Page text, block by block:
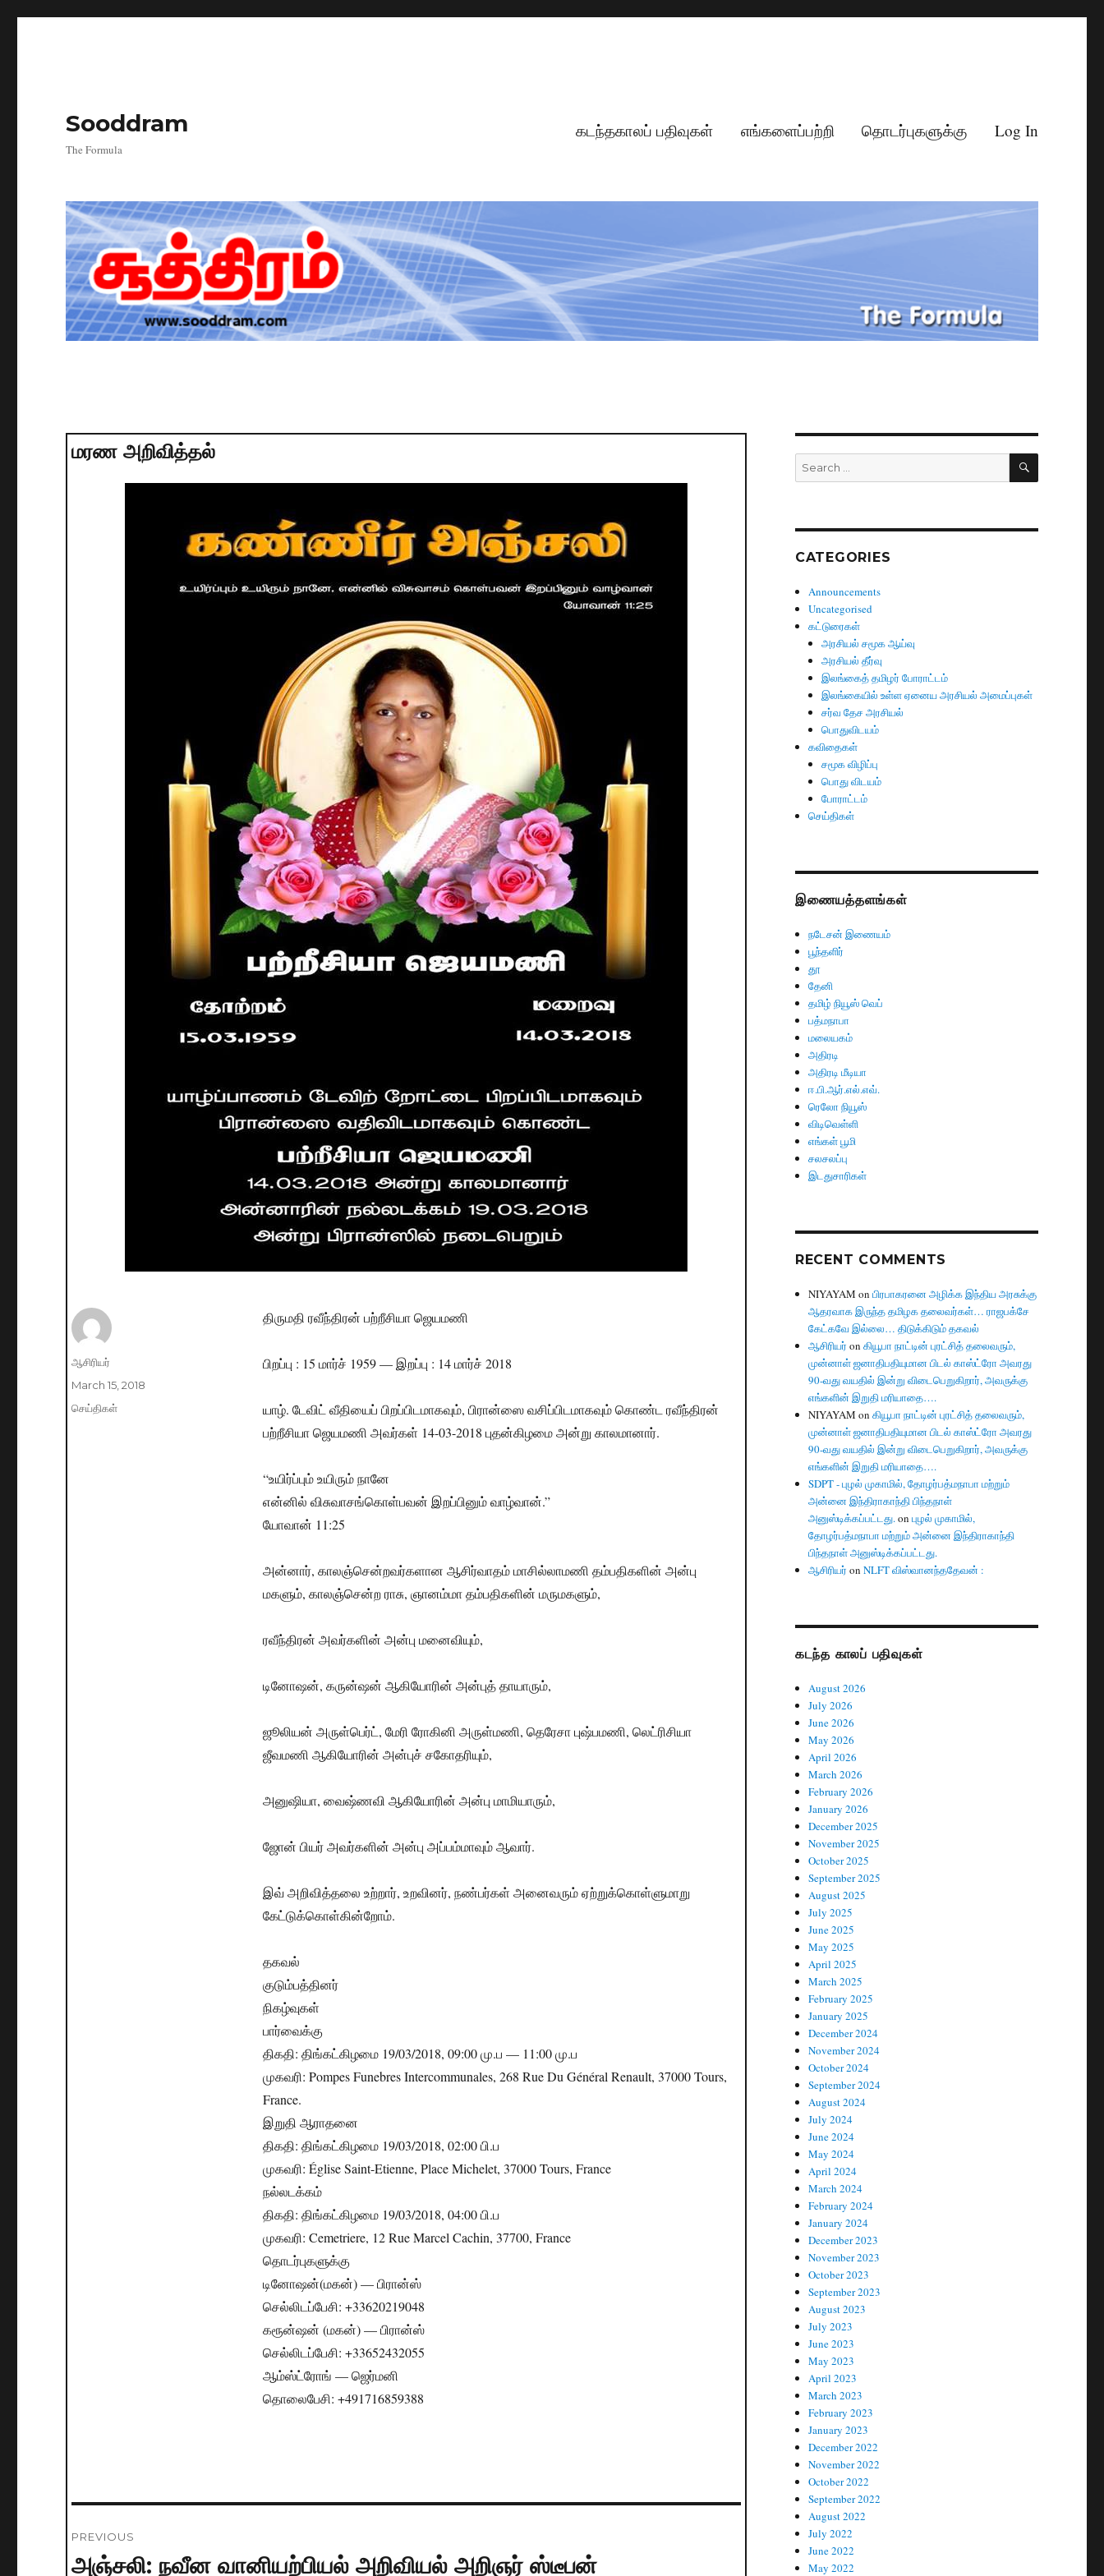
Sooddram
The Formula
கடந்தகாலப் பதிவுகள் எங்களைப்பற்றி தொடர்புகளுக்கு Log In
மரண அறிவித்தல்
திருமதி ரவீந்திரன் பற்றீசியா ஜெயமணி
பிறப்பு : 15 மார்ச் 1959 — இறப்பு : 14 மார்ச் 2018
யாழ். டேவிட் வீதியைப் பிறப்பிடமாகவும், பிரான்ஸை வசிப்பிடமாகவும் கொண்ட ரவீந்திரன்
பற்றீசியா ஜெயமணி அவர்கள் 14-03-2018 புதன்கிழமை அன்று காலமானார்.
“உயிர்ப்பும் உயிரும் நானே
என்னில் விசுவாசங்கொள்பவன் இறப்பினும் வாழ்வான்.”
யோவான் 11:25
அன்னார், காலஞ்சென்றவர்களான ஆசிர்வாதம் மாசில்லாமணி தம்பதிகளின் அன்பு
மகளும், காலஞ்சென்ற ராசு, ஞானம்மா தம்பதிகளின் மருமகளும்,
ரவீந்திரன் அவர்களின் அன்பு மனைவியும்,
டினோஷன், கருன்ஷன் ஆகியோரின் அன்புத் தாயாரும்,
ஜூலியன் அருள்பெர்ட், மேரி ரோகினி அருள்மணி, தெரேசா புஷ்பமணி, லெட்ரிசியா
ஜீவமணி ஆகியோரின் அன்புச் சகோதரியும்,
அனுஷியா, வைஷ்ணவி ஆகியோரின் அன்பு மாமியாரும்,
ஜோன் பியர் அவர்களின் அன்பு அப்பம்மாவும் ஆவார்.
இவ் அறிவித்தலை உற்றார், உறவினர், நண்பர்கள் அனைவரும் ஏற்றுக்கொள்ளுமாறு
கேட்டுக்கொள்கின்றோம்.
தகவல்
குடும்பத்தினர்
நிகழ்வுகள்
பார்வைக்கு
திகதி: திங்கட்கிழமை 19/03/2018, 09:00 மு.ப — 11:00 மு.ப
முகவரி: Pompes Funebres Intercommunales, 268 Rue Du Général Renault, 37000 Tours,
France.
இறுதி ஆராதனை
திகதி: திங்கட்கிழமை 19/03/2018, 02:00 பி.ப
முகவரி: Église Saint-Etienne, Place Michelet, 37000 Tours, France
நல்லடக்கம்
திகதி: திங்கட்கிழமை 19/03/2018, 04:00 பி.ப
முகவரி: Cemetriere, 12 Rue Marcel Cachin, 37700, France
தொடர்புகளுக்கு
டினோஷன்(மகன்) — பிரான்ஸ்
செல்லிடப்பேசி: +33620219048
கரூன்ஷன் (மகன்) — பிரான்ஸ்
செல்லிடப்பேசி: +33652432055
ஆம்ஸ்ட்ரோங் — ஜெர்மனி
தொலைபேசி: +491716859388
Author
ஆசிரியர்
Posted
on
March 15, 2018
Categories
செய்திகள்
navigation
PREVIOUS
Previous
அஞ்சலி: நவீன வானியற்பியல் அறிவியல் அறிஞர் ஸ்டீபன்
Search
for:
SEARCH
CATEGORIES
Announcements
Uncategorised
கட்டுரைகள்
அரசியல் சமூக ஆய்வு
அரசியல் தீர்வு
இலங்கைத் தமிழர் போராட்டம்
இலங்கையில் உள்ள ஏனைய அரசியல் அமைப்புகள்
சர்வ தேச அரசியல்
பொதுவிடயம்
கவிதைகள்
சமூக விழிப்பு
பொது விடயம்
போராட்டம்
செய்திகள்
இணையத்தளங்கள்
நடேசன் இணையம்
பூந்தளிர்
தூ
தேனி
தமிழ் நியூஸ் வெப்
பத்மநாபா
மலையகம்
அதிரடி
அதிரடி மீடியா
ஈ.பி.ஆர்.எல்.எவ்.
ரெலோ நியூஸ்
விடிவெள்ளி
எங்கள் பூமி
சலசலப்பு
இடதுசாரிகள்
RECENT COMMENTS
NIYAYAM onபிரபாகரனை அழிக்க இந்திய அரசுக்கு
ஆதரவாக இருந்த தமிழக தலைவர்கள்… ராஜபக்சே
கேட்கவே இல்லை… திடுக்கிடும் தகவல்
ஆசிரியர் onகியூபா நாட்டின் புரட்சித் தலைவரும்,
முன்னாள் ஜனாதிபதியுமான பிடல் காஸ்ட்ரோ அவரது
90-வது வயதில் இன்று விடைபெறுகிறார், அவருக்கு
எங்களின் இறுதி மரியாதை….
NIYAYAM onகியூபா நாட்டின் புரட்சித் தலைவரும்,
முன்னாள் ஜனாதிபதியுமான பிடல் காஸ்ட்ரோ அவரது
90-வது வயதில் இன்று விடைபெறுகிறார், அவருக்கு
எங்களின் இறுதி மரியாதை….
SDPT - புழல் முகாமில், தோழர்பத்மநாபா மற்றும்
அன்னை இந்திராகாந்தி பிந்தநாள்
அனுஸ்டிக்கப்பட்டது.onபுழல் முகாமில்,
தோழர்பத்மநாபா மற்றும் அன்னை இந்திராகாந்தி
பிந்தநாள் அனுஸ்டிக்கப்பட்டது.
ஆசிரியர் onNLFT விஸ்வானந்ததேவன் :
கடந்த காலப் பதிவுகள்
August 2026
July 2026
June 2026
May 2026
April 2026
March 2026
February 2026
January 2026
December 2025
November 2025
October 2025
September 2025
August 2025
July 2025
June 2025
May 2025
April 2025
March 2025
February 2025
January 2025
December 2024
November 2024
October 2024
September 2024
August 2024
July 2024
June 2024
May 2024
April 2024
March 2024
February 2024
January 2024
December 2023
November 2023
October 2023
September 2023
August 2023
July 2023
June 2023
May 2023
April 2023
March 2023
February 2023
January 2023
December 2022
November 2022
October 2022
September 2022
August 2022
July 2022
June 2022
May 2022